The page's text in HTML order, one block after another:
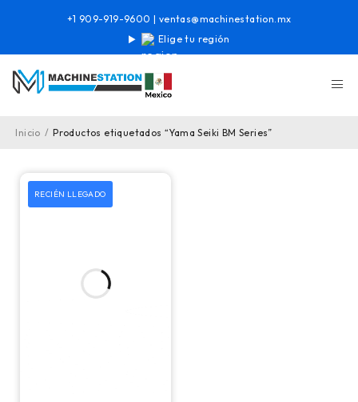
Elige tu región
+1 909-919-9600 | ventas@machinestation.mx
Inicio / Productos etiquetados “Yama Seiki BM Series”
RECIÉN LLEGADO